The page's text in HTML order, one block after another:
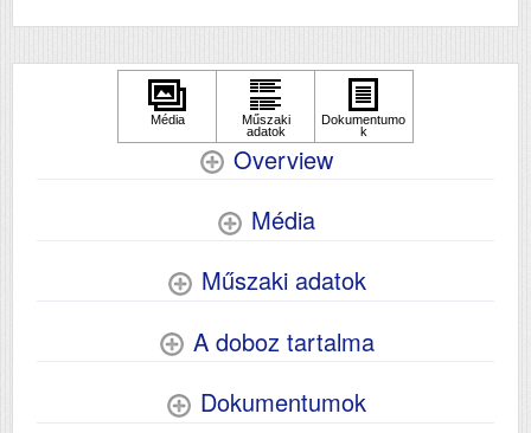
Technológia
tintasugaras
Hálozat
Igen
Wifi
igen
Overview
Média
Műszaki adatok
A doboz tartalma
Dokumentumok